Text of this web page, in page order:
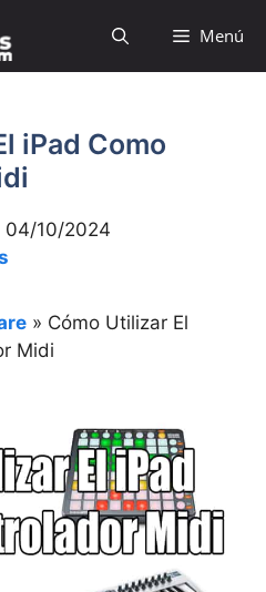
Menú
iPad Como
04/10/2024
» Cómo Utilizar El
Midi